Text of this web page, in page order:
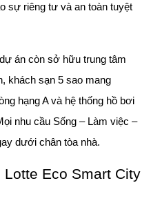
sự riêng tư và an toàn tuyệt
án còn sở hữu trung tâm
khách sạn 5 sao mang
hạng A và hệ thống hồ bơi
nhu cầu Sống – Làm việc –
dưới chân tòa nhà.
Eco Smart City